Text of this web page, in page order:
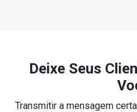
Deixe Seus
Transmitir a mensagem